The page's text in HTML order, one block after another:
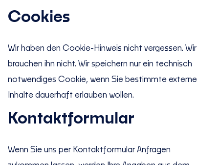
Cookies
Wir haben den Cookie-Hinweis nicht vergessen. Wir
brauchen ihn nicht. Wir speichern nur ein technisch
notwendiges Cookie, wenn Sie bestimmte externe
Inhalte dauerhaft erlauben wollen.
Kontaktformular
Wenn Sie uns per Kontaktformular Anfragen